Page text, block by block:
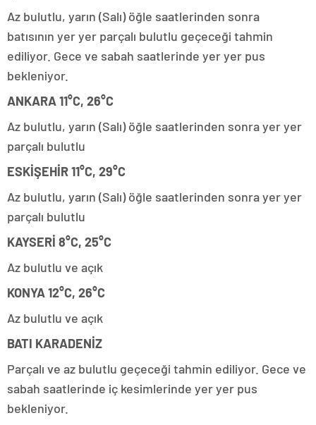
Az bulutlu, yarın (Salı) öğle saatlerinden sonra
batısının yer yer parçalı bulutlu geçeceği tahmin
ediliyor. Gece ve sabah saatlerinde yer yer pus
bekleniyor.
ANKARA 11°C, 26°C
Az bulutlu, yarın (Salı) öğle saatlerinden sonra yer yer
parçalı bulutlu
ESKİŞEHİR 11°C, 29°C
Az bulutlu, yarın (Salı) öğle saatlerinden sonra yer yer
parçalı bulutlu
KAYSERİ 8°C, 25°C
Az bulutlu ve açık
KONYA 12°C, 26°C
Az bulutlu ve açık
BATI KARADENİZ
Parçalı ve az bulutlu geçeceği tahmin ediliyor. Gece ve
sabah saatlerinde iç kesimlerinde yer yer pus
bekleniyor.